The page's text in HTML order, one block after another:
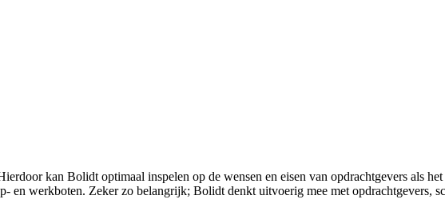
kan Bolidt optimaal inspelen op de wensen en eisen van opdrachtgevers als
en werkboten. Zeker zo belangrijk; Bolidt denkt uitvoerig mee met opdrachtgevers,